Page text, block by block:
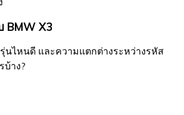
BMW X3
นไหนดี และความแตกต่างระหว่างรหัส
บ้าง?